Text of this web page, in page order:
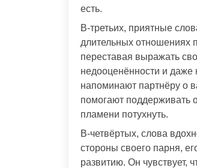
есть.
В-третьих, приятные
длительных отношениях
переставая выражать
недооценённости и
напоминают партнёру о
помогают поддерживать
пламени потухнуть.
В-четвёртых, слова
стороны своего парня,
развитию. Он чувствует,